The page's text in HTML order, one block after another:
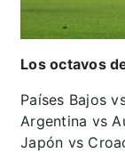
Los octavos
Países Bajos
Argentina vs
Japón vs